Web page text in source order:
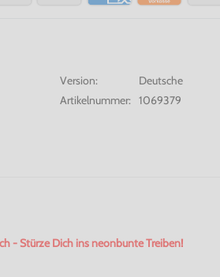
Version:
Deutsche
Artikelnummer:
1069379
- Stürze Dich ins neonbunte Treiben!